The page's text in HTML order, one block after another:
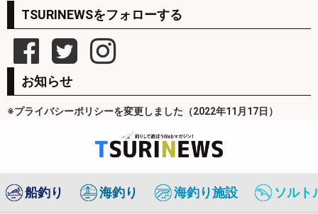
TSURINEWSをフォローする
お知らせ
※プライバシーポリシーを変更しました（2022年11月17日）
船釣り 海釣り 海釣り施設 ソルト